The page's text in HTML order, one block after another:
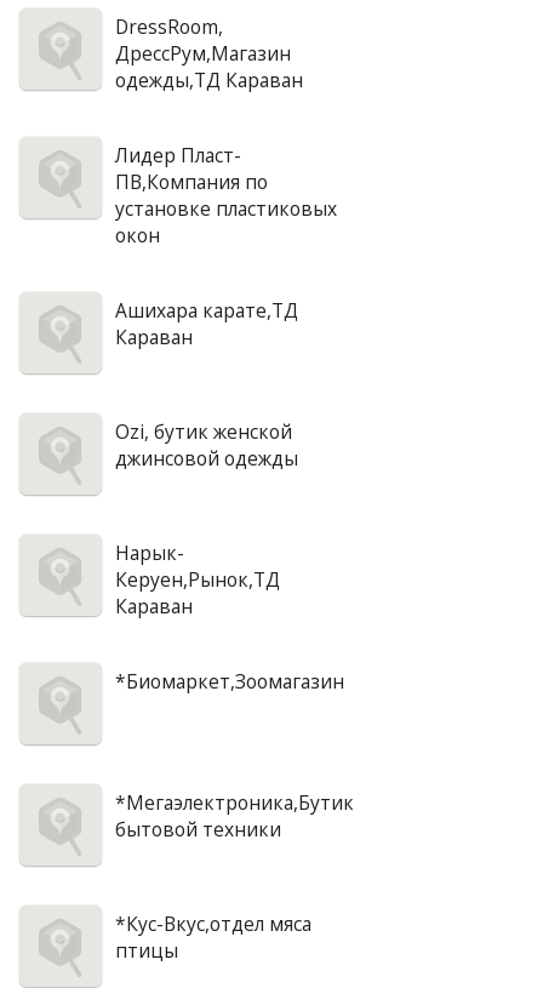
DressRoom,
ДрессРум,Магазин
одежды,ТД Караван
Лидер Пласт-
ПВ,Компания по
установке пластиковых
окон
Ашихара карате,ТД
Караван
Ozi, бутик женской
джинсовой одежды
Нарык-
Керуен,Рынок,ТД
Караван
*Биомаркет,Зоомагазин
*Мегаэлектроника,Бутик
бытовой техники
*Кус-Вкус,отдел мяса
птицы